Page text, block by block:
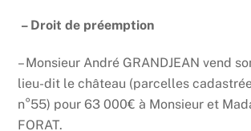
– Droit de préemption
– Monsieur André GRANDJEAN vend
lieu-dit le château (parcelles
n°55) pour 63 000€ à Monsieur et
FORAT.